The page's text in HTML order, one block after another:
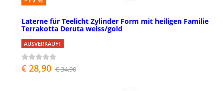
Laterne für Teelicht Zylinder Form mit heiligen Familie
Terrakotta Deruta weiss/gold
AUSVERKAUFT
€ 28,90 € 34,90